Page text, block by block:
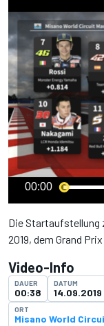
00:00
Die Startaufstellung
2019, dem Grand
Video-Info
DAUER
00:38
DATUM
14.09.2019
ORT
Misano World